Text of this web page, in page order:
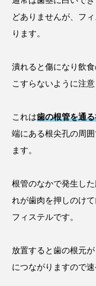
どありませんが、フ
ります。
潰れると傷になり飲
こすらないように注意
これは歯の根管を通
端にある根尖孔の周
ます。
根管のなかで発生し
れが歯肉を押しのけ
フィステルです。
放置すると歯の根元
につながりますので